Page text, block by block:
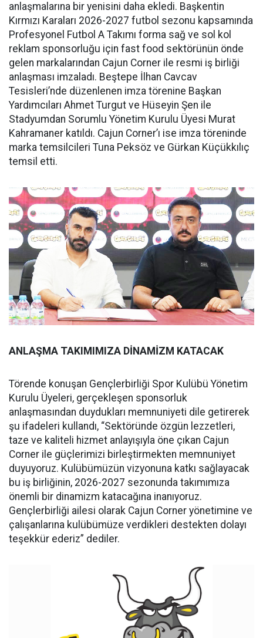
anlaşmalarına bir yenisini daha ekledi. Başkentin
Kırmızı Karaları 2026-2027 futbol sezonu kapsamında
Profesyonel Futbol A Takımı forma sağ ve sol kol
reklam sponsorluğu için fast food sektörünün önde
gelen markalarından Cajun Corner ile resmi iş birliği
anlaşması imzaladı. Beştepe İlhan Cavcav
Tesisleri’nde düzenlenen imza törenine Başkan
Yardımcıları Ahmet Turgut ve Hüseyin Şen ile
Stadyumdan Sorumlu Yönetim Kurulu Üyesi Murat
Kahramaner katıldı. Cajun Corner’ı ise imza töreninde
marka temsilcileri Tuna Peksöz ve Gürkan Küçükkılıç
temsil etti.
ANLAŞMA TAKIMIMIZA DİNAMİZM KATACAK
Törende konuşan Gençlerbirliği Spor Kulübü Yönetim
Kurulu Üyeleri, gerçekleşen sponsorluk
anlaşmasından duydukları memnuniyeti dile getirerek
şu ifadeleri kullandı, “Sektöründe özgün lezzetleri,
taze ve kaliteli hizmet anlayışıyla öne çıkan Cajun
Corner ile güçlerimizi birleştirmekten memnuniyet
duyuyoruz. Kulübümüzün vizyonuna katkı sağlayacak
bu iş birliğinin, 2026-2027 sezonunda takımımıza
önemli bir dinamizm katacağına inanıyoruz.
Gençlerbirliği ailesi olarak Cajun Corner yönetimine ve
çalışanlarına kulübümüze verdikleri destekten dolayı
teşekkür ederiz” dediler.